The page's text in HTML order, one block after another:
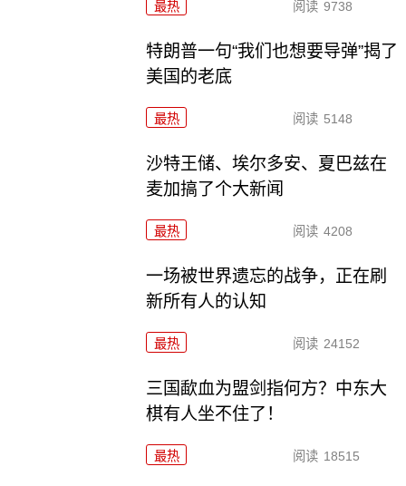
最热 阅读 9738
特朗普一句“我们也想要导弹”揭了
美国的老底
最热 阅读 5148
沙特王储、埃尔多安、夏巴兹在
麦加搞了个大新闻
最热 阅读 4208
一场被世界遗忘的战争，正在刷
新所有人的认知
最热 阅读 24152
三国歃血为盟剑指何方？中东大
棋有人坐不住了！
最热 阅读 18515